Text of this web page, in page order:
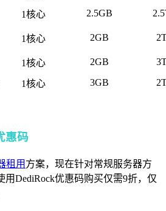
1核心 2.5GB
1核心 2GB
1核心 2GB
1核心 3GB
惠码
租用 方案，现在针对常规服务器方
DediRock优惠码购买仅需9折，仅